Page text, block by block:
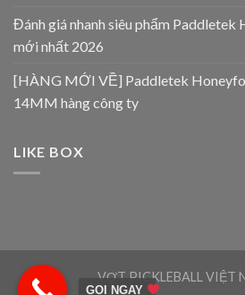
Đánh giá nhanh siêu phẩm
mới nhất 2026
[HÀNG MỚI VỀ] Paddletek
14MM hàng công ty
LIKE BOX
VỢT PICKLEBALL VIỆT
GỌI NGAY